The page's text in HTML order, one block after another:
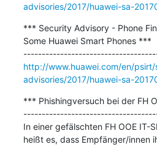
advisories/2017/huawei-sa-
*** Security Advisory - Phone
Some Huawei Smart Phones ***
http://www.huawei.com/en/
advisories/2017/huawei-sa-
*** Phishingversuch bei der FH
In einer gefälschten FH OOE IT-
heißt es, dass Empfänger/innen